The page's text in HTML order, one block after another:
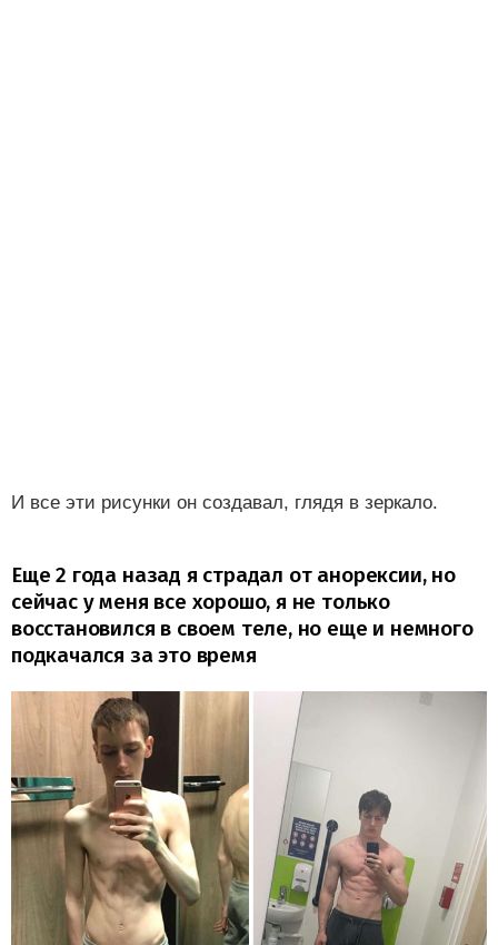
И все эти рисунки он создавал, глядя в зеркало.
Еще 2 года назад я страдал от анорексии, но
сейчас у меня все хорошо, я не только
восстановился в своем теле, но еще и немного
подкачался за это время